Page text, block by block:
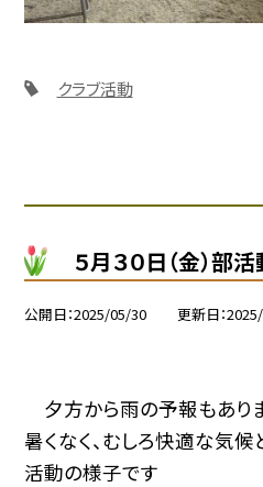
クラブ活動
５月３０日（金）部
公開日 2025/05/30 更新日
夕方から雨の予報もあり
暑くなく、むしろ快適な気
活動の様子です